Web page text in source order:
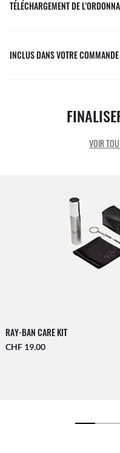
TÉLÉCHARGEMENT DE
INCLUS DANS VOTRE COMMANDE
VOIR
RAY-BAN CARE KIT
CHF 19.00